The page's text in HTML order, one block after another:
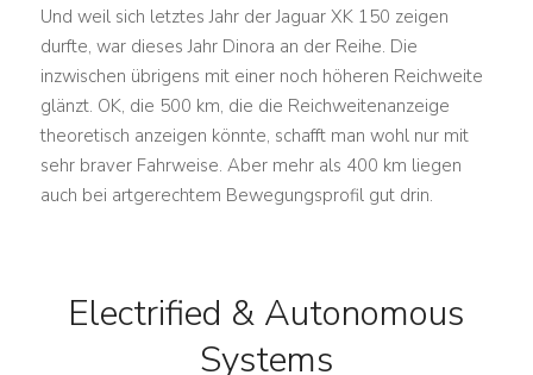
Und weil sich letztes Jahr der Jaguar XK 150 zeigen
durfte, war dieses Jahr Dinora an der Reihe. Die
inzwischen übrigens mit einer noch höheren Reichweite
glänzt. OK, die 500 km, die die Reichweitenanzeige
theoretisch anzeigen könnte, schafft man wohl nur mit
sehr braver Fahrweise. Aber mehr als 400 km liegen
auch bei artgerechtem Bewegungsprofil gut drin.
Electrified & Autonomous
Systems